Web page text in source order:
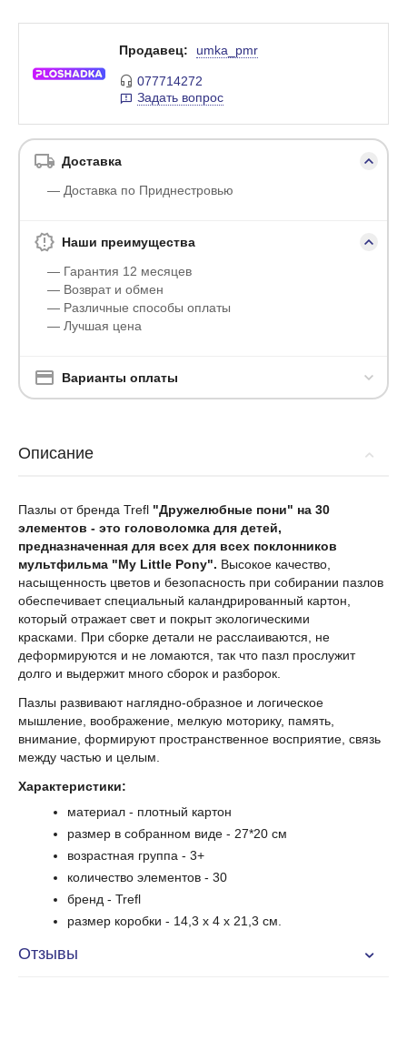
Продавец: umka_pmr
077714272
Задать вопрос
Доставка
— Доставка по Приднестровью
Наши преимущества
— Гарантия 12 месяцев
— Возврат и обмен
— Различные способы оплаты
— Лучшая цена
Варианты оплаты
Описание
Пазлы от бренда Trefl "Дружелюбные пони" на 30
элементов -это головоломка для детей,
предназначенная для всех для всех поклонников
мультфильма "My Little Pony". Высокое качество,
насыщенность цветов и безопасность при собирании пазлов
обеспечивает специальный каландрированный картон,
который отражает свет и покрыт экологическими
красками. При сборке детали не расслаиваются, не
деформируются и не ломаются, так что пазл прослужит
долго и выдержит много сборок и разборок.
Пазлы развивают наглядно-образное и логическое
мышление, воображение, мелкую моторику, память,
внимание, формируют пространственное восприятие, связь
между частью и целым.
Характеристики:
материал - плотный картон
размер в собранном виде - 27*20 см
возрастная группа - 3+
количество элементов - 30
бренд - Trefl
размер коробки - 14,3 x 4 x 21,3 см.
Отзывы